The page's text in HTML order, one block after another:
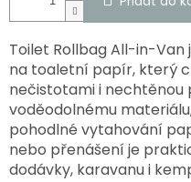
Toilet Rollbag All-in-
na toaletní papír, který
nečistotami i nechtěnou
voděodolnému
pohodlné vytahování
nebo přenášení je
dodávky, karavanu i